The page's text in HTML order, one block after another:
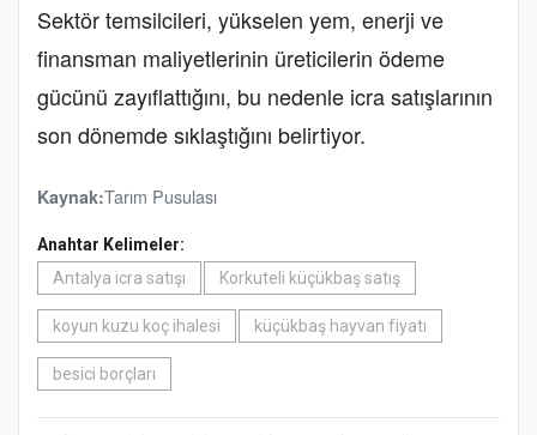
Sektör temsilcileri, yükselen yem, enerji ve
finansman maliyetlerinin üreticilerin ödeme
gücünü zayıflattığını, bu nedenle icra satışlarının
son dönemde sıklaştığını belirtiyor.
Kaynak:Tarım Pusulası
Anahtar Kelimeler:
Antalya icra satışı
Korkuteli küçükbaş satış
koyun kuzu koç ihalesi küçükbaş hayvan fiyatı
besici borçları